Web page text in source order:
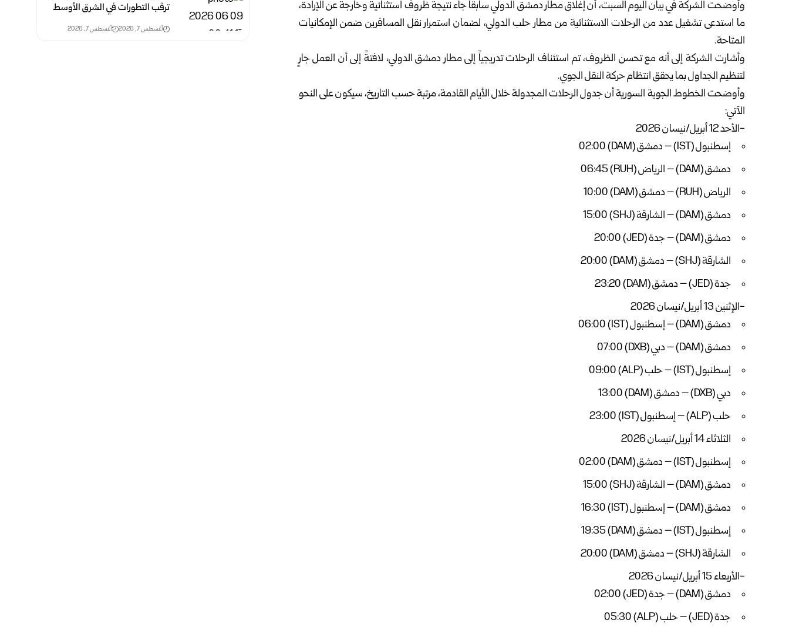
وأوضحت الشركة في بيان اليوم السبت، أن إغلاق مطار دمشق الدولي سابقاً جاء نتيجة ظروف استثنائية وخارجة عن الإرادة،
ما استدعى تشغيل عدد من الرحلات الاستثنائية من مطار حلب الدولي، لضمان استمرار نقل المسافرين ضمن الإمكانيات
المتاحة.
وأشارت الشركة إلى أنه مع تحسن الظروف، تم استئناف الرحلات تدريجياً إلى مطار دمشق الدولي، لافتةً إلى أن العمل جارٍ
لتنظيم الجداول بما يحقق انتظام حركة النقل الجوي.
وأوضحت الخطوط الجوية السورية أن جدول الرحلات المجدولة خلال الأيام القادمة، مرتبة حسب التاريخ، سيكون على النحو
الآتي:
-الأحد 12 أبريل/نيسان 2026
إسطنبول (IST) – دمشق (DAM) 02:00
دمشق (DAM) – الرياض (RUH) 06:45
الرياض (RUH) – دمشق (DAM) 10:00
دمشق (DAM) – الشارقة (SHJ) 15:00
دمشق (DAM) – جدة (JED) 20:00
الشارقة (SHJ) – دمشق (DAM) 20:00
جدة (JED) – دمشق (DAM) 23:20
-الإثنين 13 أبريل/نيسان 2026
دمشق (DAM) – إسطنبول (IST) 06:00
دمشق (DAM) – دبي (DXB) 07:00
إسطنبول (IST) – حلب (ALP) 09:00
دبي (DXB) – دمشق (DAM) 13:00
حلب (ALP) – إسطنبول (IST) 23:00
الثلاثاء 14 أبريل/نيسان 2026
إسطنبول (IST) – دمشق (DAM) 02:00
دمشق (DAM) – الشارقة (SHJ) 15:00
دمشق (DAM) – إسطنبول (IST) 16:30
إسطنبول (IST) – دمشق (DAM) 19:35
الشارقة (SHJ) – دمشق (DAM) 20:00
-الأربعاء 15 أبريل/نيسان 2026
دمشق (DAM) – جدة (JED) 02:00
جدة (JED) – حلب (ALP) 05:30
ترقب التطورات في الشرق الأوسط
أغسطس 7, 2026 أغسطس 7, 2026